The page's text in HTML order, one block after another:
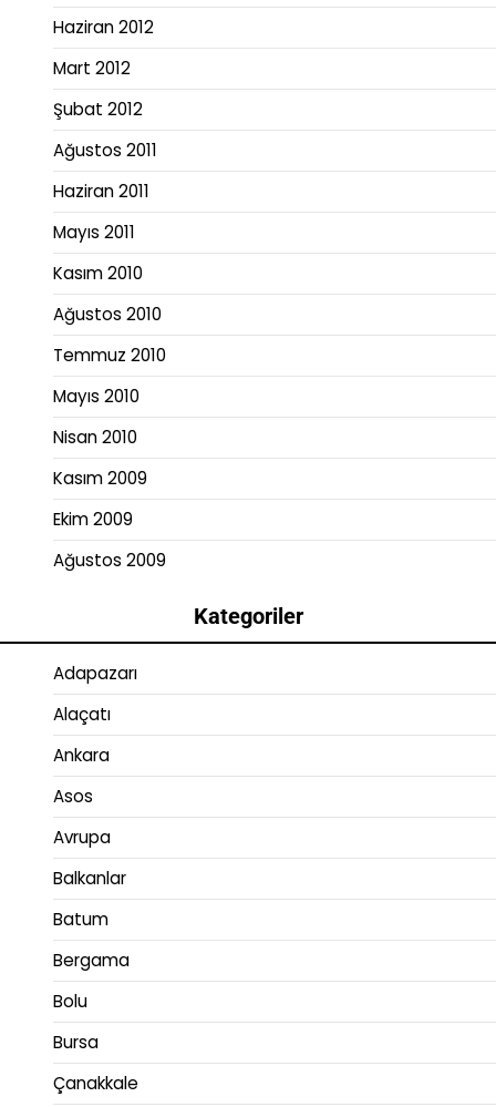
Haziran 2012
Mart 2012
Şubat 2012
Ağustos 2011
Haziran 2011
Mayıs 2011
Kasım 2010
Ağustos 2010
Temmuz 2010
Mayıs 2010
Nisan 2010
Kasım 2009
Ekim 2009
Ağustos 2009
Kategoriler
Adapazarı
Alaçatı
Ankara
Asos
Avrupa
Balkanlar
Batum
Bergama
Bolu
Bursa
Çanakkale